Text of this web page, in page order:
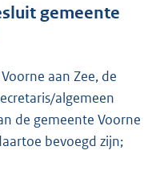
r
t
3
2
gemeente
aan Zee, de
algemeen
de gemeente Voorne
bevoegd zijn;